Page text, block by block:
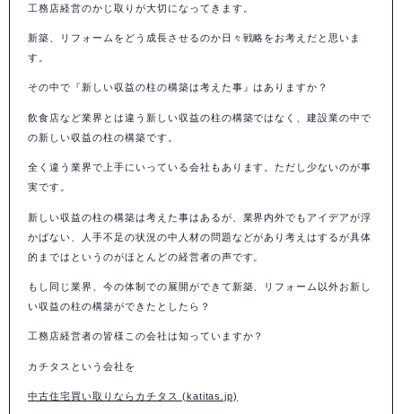
工務店経営のかじ取りが大切になってきます。
新築、リフォームをどう成長させるのか日々戦略をお考えだと思いま
す。
その中で『新しい収益の柱の構築は考えた事』はありますか？
飲食店など業界とは違う新しい収益の柱の構築ではなく、建設業の中で
の新しい収益の柱の構築です。
全く違う業界で上手にいっている会社もあります。ただし少ないのが事
実です。
新しい収益の柱の構築は考えた事はあるが、業界内外でもアイデアが浮
かばない、人手不足の状況の中人材の問題などがあり考えはするが具体
的まではというのがほとんどの経営者の声です。
もし同じ業界、今の体制での展開ができて新築、リフォーム以外お新し
い収益の柱の構築ができたとしたら？
工務店経営者の皆様この会社は知っていますか？
カチタスという会社を
中古住宅買い取りならカチタス (katitas.jp)